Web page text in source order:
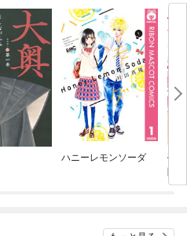
ハニーレモンソーダ
売
れる